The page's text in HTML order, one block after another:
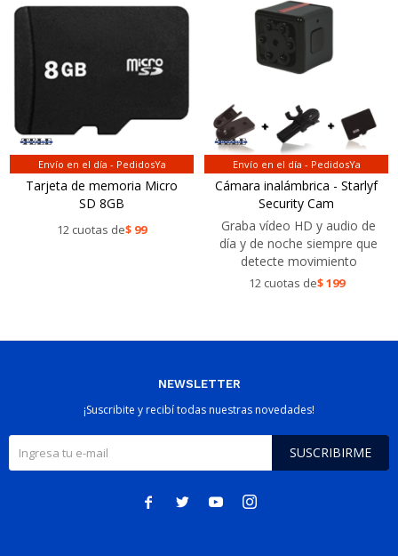
Envío en el día - PedidosYa
Tarjeta de memoria Micro
SD 8GB
12 cuotas de$ 99
Envío en el día - PedidosYa
Cámara inalámbrica - Starlyf
Security Cam
Graba vídeo HD y audio de
día y de noche siempre que
detecte movimiento
12 cuotas de$199
NEWSLETTER
¡Suscribite y recibí todas nuestras novedades!
SUSCRIBIRME
   